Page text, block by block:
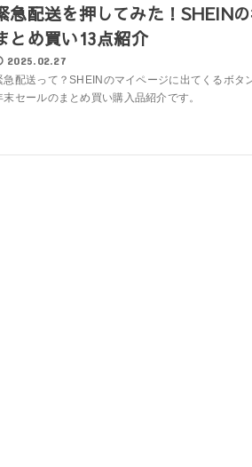
急配送を押してみた！SHEIN
とめ買い13点紹介
2025.02.27
急配送って？SHEINのマイページに出てくるボタ
末セールのまとめ買い購入品紹介です。